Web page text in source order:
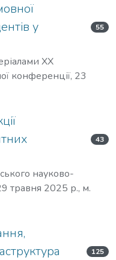
у
55
ХХ
конференції, 23
43
науково-
травня 2025 р., м.
125